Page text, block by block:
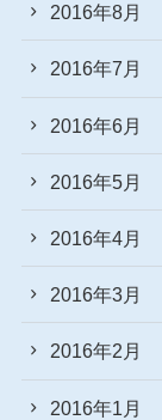
2016年8月
2016年7月
2016年6月
2016年5月
2016年4月
2016年3月
2016年2月
2016年1月